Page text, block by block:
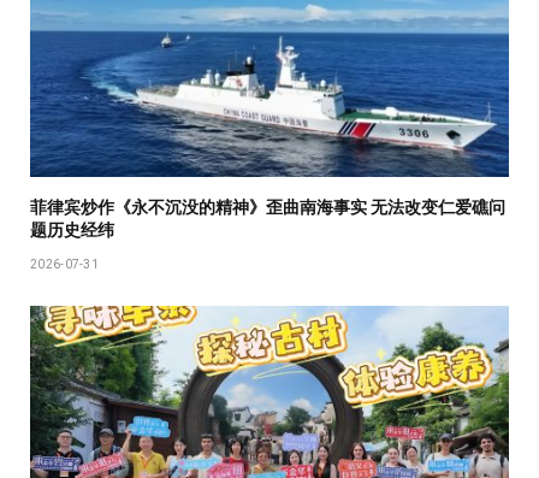
菲律宾炒作《永不沉没的精神》歪曲南海事实 无法改变仁爱礁问
题历史经纬
2026-07-31